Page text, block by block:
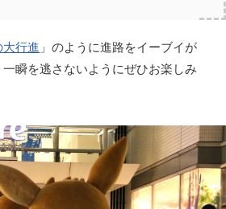
大行進 」のように進路をイーブイが
瞬を逃さないようにぜひお楽しみ